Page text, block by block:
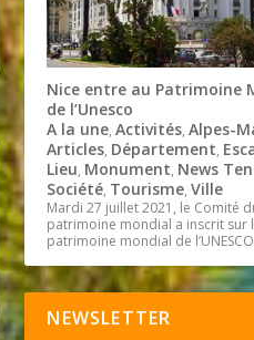
Nice entre au Patrimoine
de l’Unesco
A la une,Activités,Alpes-
Articles, Département,
Lieu, Monument, News
Société, Tourisme,Ville
Mardi 27 juillet 2021, le Comité
patrimoine mondial a inscrit sur
patrimoine mondial de l’UNESCO
NEWSLETTER